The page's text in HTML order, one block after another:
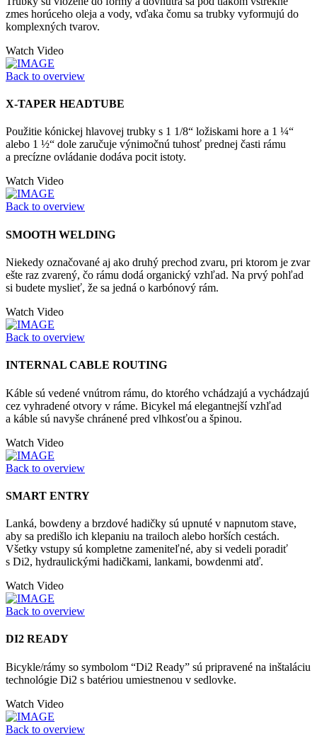
zmes horúceho oleja a vody, vďaka čomu sa trubky vyformujú do
komplexných tvarov.
Watch Video
Back to overview
X-TAPER HEADTUBE
Použitie kónickej hlavovej trubky s 1 1/8“ ložiskami hore a 1 ¼“
alebo 1 ½“ dole zaručuje výnimočnú tuhosť prednej časti rámu
a precízne ovládanie dodáva pocit istoty.
Watch Video
Back to overview
SMOOTH WELDING
Niekedy označované aj ako druhý prechod zvaru, pri ktorom je zvar
ešte raz zvarený, čo rámu dodá organický vzhľad. Na prvý pohľad
si budete myslieť, že sa jedná o karbónový rám.
Watch Video
Back to overview
INTERNAL CABLE ROUTING
Káble sú vedené vnútrom rámu, do ktorého vchádzajú a vychádzajú
cez vyhradené otvory v ráme. Bicykel má elegantnejší vzhľad
a káble sú navyše chránené pred vlhkosťou a špinou.
Watch Video
Back to overview
SMART ENTRY
Lanká, bowdeny a brzdové hadičky sú upnuté v napnutom stave,
aby sa predišlo ich klepaniu na trailoch alebo horších cestách.
Všetky vstupy sú kompletne zameniteľné, aby si vedeli poradiť
s Di2, hydraulickými hadičkami, lankami, bowdenmi atď.
Watch Video
Back to overview
DI2 READY
Bicykle/rámy so symbolom “Di2 Ready” sú pripravené na inštaláciu
technológie Di2 s batériou umiestnenou v sedlovke.
Watch Video
Back to overview